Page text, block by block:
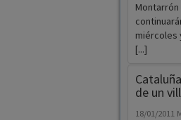
miércoles
[...]
de un
18/01/2011